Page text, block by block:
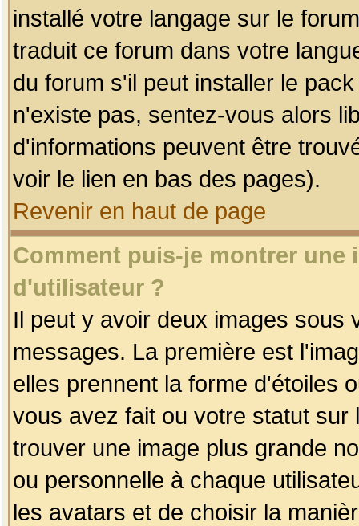
installé votre langage sur le
traduit ce forum dans votre
du forum s'il peut installer le
n'existe pas, sentez-vous alors
d'informations peuvent être
voir le lien en bas des pages).
Revenir en haut de page
Comment puis-je montrer une
d'utilisateur ?
Il peut y avoir deux images sous
messages. La première est
elles prennent la forme d'étoiles
vous avez fait ou votre statut
trouver une image plus grande
ou personnelle à chaque
les avatars et de choisir la